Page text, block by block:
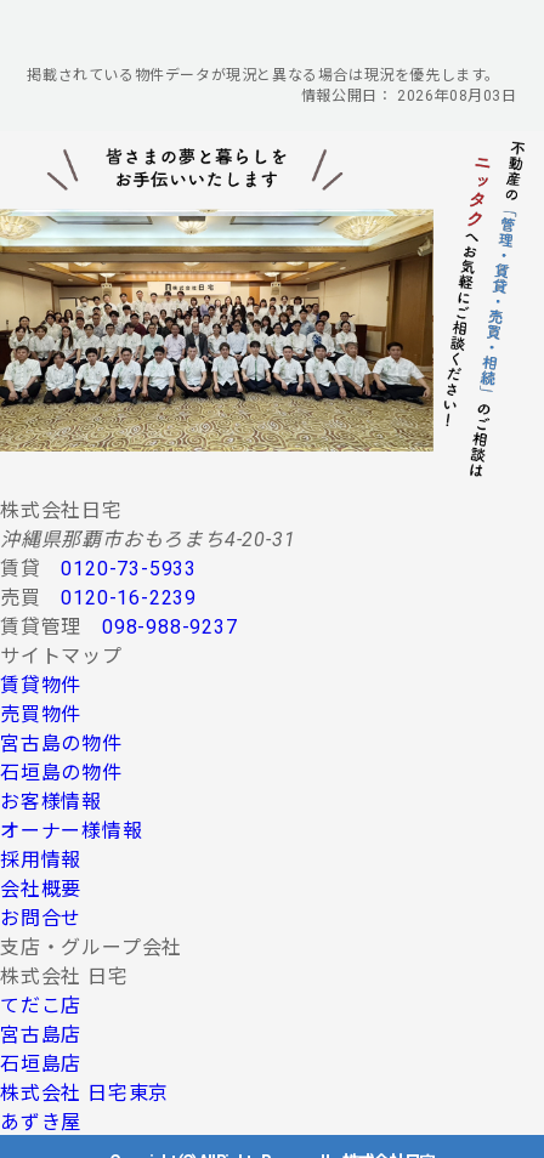
掲載されている物件データが現況と異なる場合は現況を優先します。
情報公開日： 2026年08月03日
株式会社日宅
沖縄県那覇市おもろまち4-20-31
賃貸0120-73-5933
売買0120-16-2239
賃貸管理 098-988-9237
サイトマップ
賃貸物件
売買物件
宮古島の物件
石垣島の物件
お客様情報
オーナー様情報
採用情報
会社概要
お問合せ
支店・グループ会社
株式会社 日宅
てだこ店
宮古島店
石垣島店
株式会社 日宅東京
あずき屋